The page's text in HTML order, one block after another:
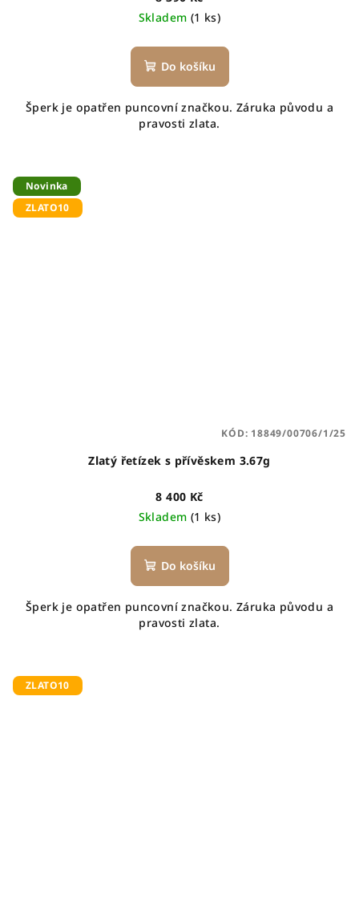
Skladem (1 ks)
Do košíku
Šperk je opatřen puncovní značkou. Záruka původu a
pravosti zlata.
Novinka
ZLATO10
Zlatý řetízek s přívěskem 3.67g
8 400 Kč
Skladem (1 ks)
Do košíku
Šperk je opatřen puncovní značkou. Záruka původu a
pravosti zlata.
KÓD: 18849/00706/1/25
ZLATO10